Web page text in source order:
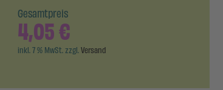
Gesamtpreis
4,05€
inkl. 7 % MwSt. zzgl.Versand